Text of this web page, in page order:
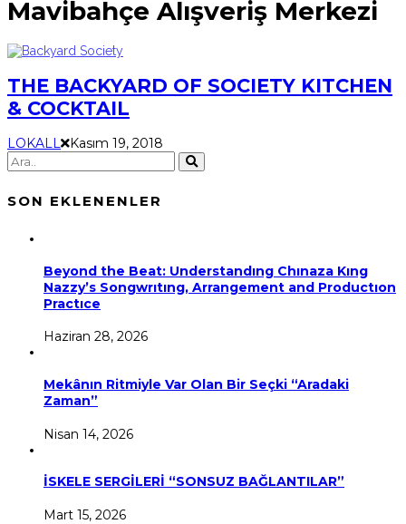
Mavibahçe Alışveriş Merkezi
THE BACKYARD OF SOCIETY KITCHEN
& COCKTAIL
LOKALL Kasım 19, 2018
SON EKLENENLER
Beyond the Beat: Understandıng Chınaza Kıng
Nazzy’s Songwrıtıng, Arrangement and Productıon
Practıce
Haziran 28, 2026
Mekânın Ritmiyle Var Olan Bir Seçki “Aradaki
Zaman”
Nisan 14, 2026
İSKELE SERGİLERİ “SONSUZ BAĞLANTILAR”
Mart 15, 2026